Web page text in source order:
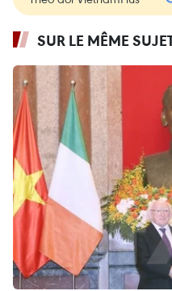
SUR LE MÊME